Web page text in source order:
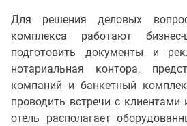
Для решения деловых
комплекса работают
подготовить документы и
нотариальная контора,
компаний и банкетный
проводить встречи с клиентами
отель располагает